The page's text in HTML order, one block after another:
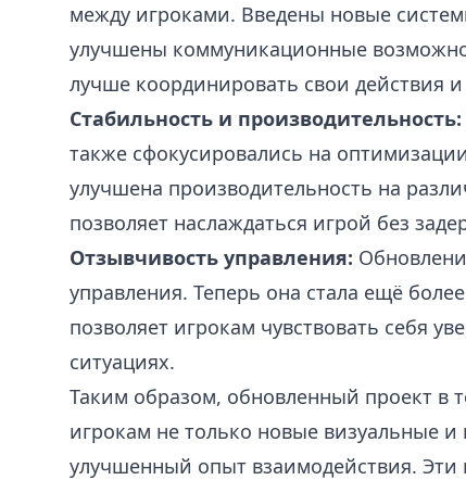
между игроками. Введены новые
улучшены коммуникационные
лучше координировать свои действия и
Стабильность и производительность:
также сфокусировались на
улучшена производительность на
позволяет наслаждаться игрой без
Отзывчивость управления:
управления. Теперь она стала ещё
позволяет игрокам чувствовать себя
ситуациях.
Таким образом, обновленный проект в
игрокам не только новые визуальные
улучшенный опыт взаимодействия.